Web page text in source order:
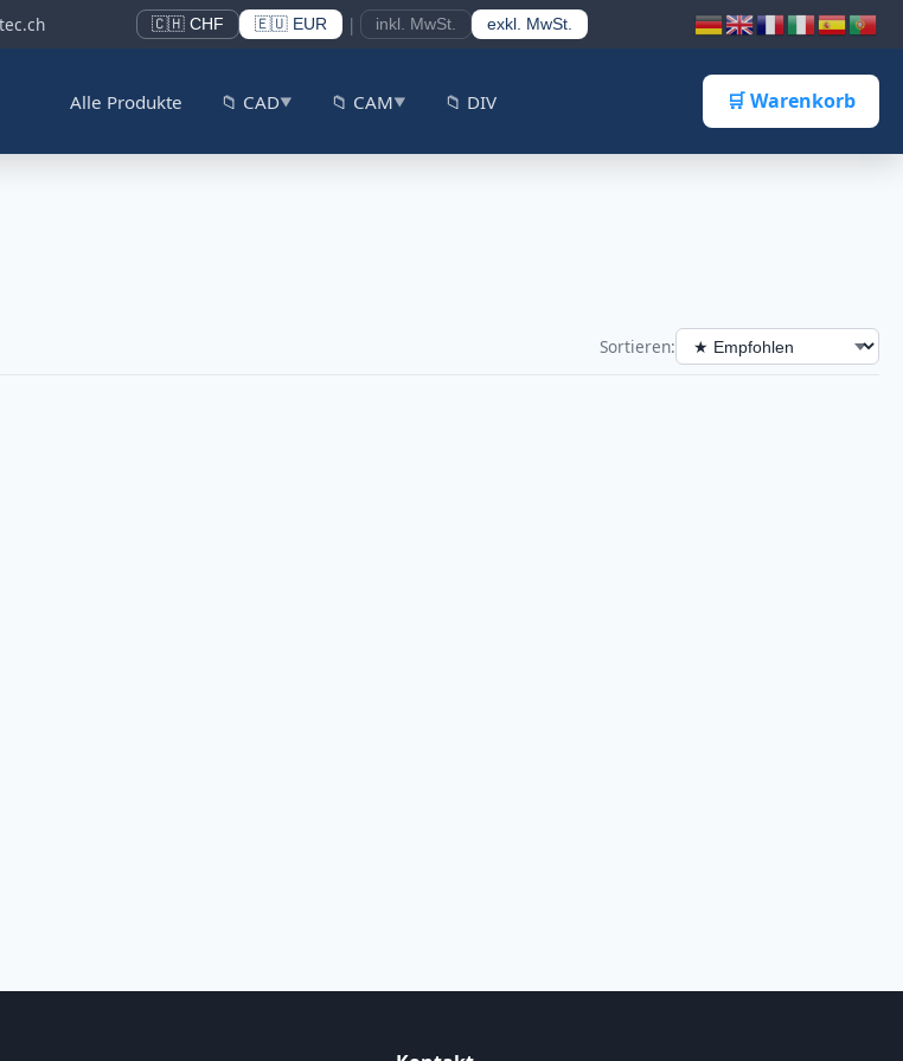
🇨🇭 CHF 🇪🇺 EUR | inkl. MwSt. exkl. MwSt.
Alle Produkte 📁 CAD▼ 📁 CAM▼ 📁 DIV 🛒 Warenkorb
Sortieren: